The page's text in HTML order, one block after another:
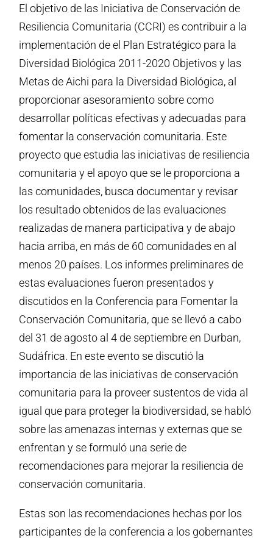
El objetivo de las Iniciativa de Conservación de
Resiliencia Comunitaria (CCRI) es contribuir a la
implementación de el Plan Estratégico para la
Diversidad Biológica 2011-2020 Objetivos y las
Metas de Aichi para la Diversidad Biológica, al
proporcionar asesoramiento sobre como
desarrollar políticas efectivas y adecuadas para
fomentar la conservación comunitaria. Este
proyecto que estudia las iniciativas de resiliencia
comunitaria y el apoyo que se le proporciona a
las comunidades, busca documentar y revisar
los resultado obtenidos de las evaluaciones
realizadas de manera participativa y de abajo
hacia arriba, en más de 60 comunidades en al
menos 20 países. Los informes preliminares de
estas evaluaciones fueron presentados y
discutidos en la Conferencia para Fomentar la
Conservación Comunitaria, que se llevó a cabo
del 31 de agosto al 4 de septiembre en Durban,
Sudáfrica. En este evento se discutió la
importancia de las iniciativas de conservación
comunitaria para la proveer sustentos de vida al
igual que para proteger la biodiversidad, se habló
sobre las amenazas internas y externas que se
enfrentan y se formuló una serie de
recomendaciones para mejorar la resiliencia de
conservación comunitaria.
Estas son las recomendaciones hechas por los
participantes de la conferencia a los gobernantes